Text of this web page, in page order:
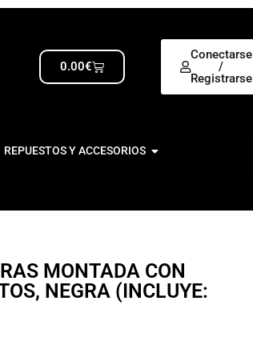
0.00€
Conectarse
/
Registrarse
REPUESTOS Y ACCESORIOS
MONTADA CON
NEGRA (INCLUYE: